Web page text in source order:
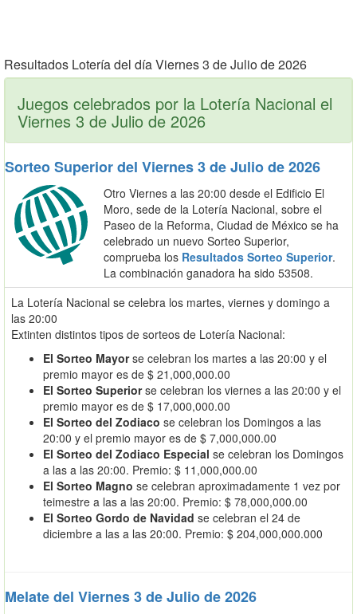
Resultados Lotería del día Viernes 3 de Julio de 2026
Juegos celebrados por la Lotería Nacional el
Viernes 3 de Julio de 2026
Sorteo Superior del Viernes 3 de Julio de 2026
Otro Viernes a las 20:00 desde el Edificio El
Moro, sede de la Lotería Nacional, sobre el
Paseo de la Reforma, Ciudad de México se ha
celebrado un nuevo Sorteo Superior,
comprueba los Resultados Sorteo Superior.
La combinación ganadora ha sido 53508.
La Lotería Nacional se celebra los martes, viernes y domingo a
las 20:00
Extinten distintos tipos de sorteos de Lotería Nacional:
El Sorteo Mayorse celebran los martes a las 20:00 y el
premio mayor es de $ 21,000,000.00
El Sorteo Superiorse celebran los viernes a las 20:00 y el
premio mayor es de $ 17,000,000.00
El Sorteo del Zodiaco se celebran los Domingos a las
20:00 y el premio mayor es de $ 7,000,000.00
El Sorteo del Zodiaco Especial se celebran los Domingos
a las a las 20:00. Premio: $ 11,000,000.00
El Sorteo Magno se celebran aproximadamente 1 vez por
teimestre a las a las 20:00. Premio: $ 78,000,000.00
El Sorteo Gordo de Navidad se celebran el 24 de
diciembre a las a las 20:00. Premio: $ 204,000,000.000
Melate del Viernes 3 de Julio de 2026